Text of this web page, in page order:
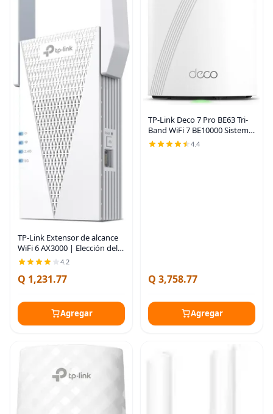
TP-Link Extensor de alcance
WiFi 6 AX3000 | Elección del
editor de PCMag | Repetidor
inalámbrico de doble banda
con puerto Ethernet | Hasta
4.2
Q 1,231.77
Agregar
TP-Link Deco 7 Pro BE63 Tri-
Band WiFi 7 BE10000 Sistema
de malla para todo el hogar |
4.4
Q 3,758.77
Agregar